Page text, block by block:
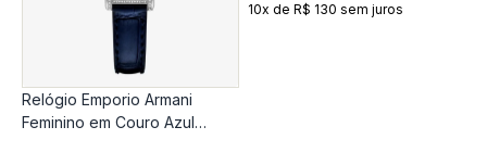
Relógio Emporio Armani
Feminino em Couro Azul
10x de R$ 130 sem juros